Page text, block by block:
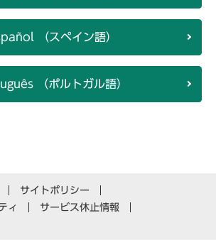
（スペイン語）
（ポルトガル語）
サイトポリシー
ィ
サービス休止情報